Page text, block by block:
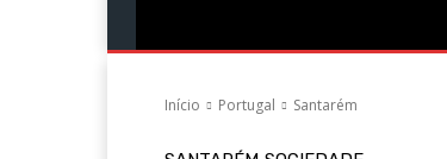
Início Portugal Santarém